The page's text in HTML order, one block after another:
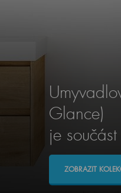
Glance)
je
ZOBRAZIT